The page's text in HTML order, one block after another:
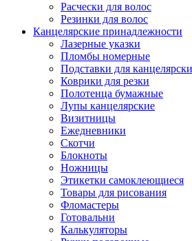
Расчески для волос
Резинки для волос
Канцелярские принадлежности
Лазерные указки
Пломбы номерные
Подставки для
Коврики для резки
Полотенца бумажные
Лупы канцелярские
Визитницы
Ежедневники
Скотчи
Блокноты
Ножницы
Этикетки самоклеющиеся
Товары для рисования
Фломастеры
Готовальни
Калькуляторы